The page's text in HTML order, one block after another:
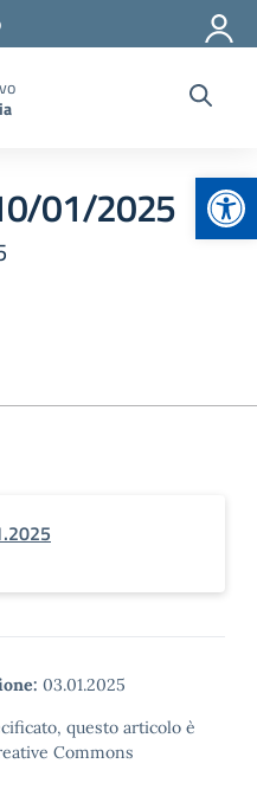
01/2025
03.01.2025
questo articolo è
Commons